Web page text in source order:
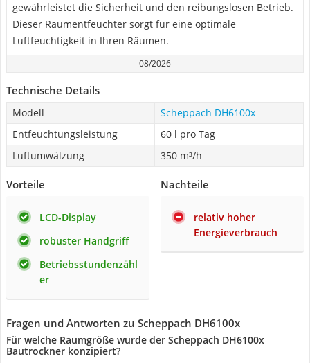
gewährleistet die Sicherheit und den reibungslosen Betrieb.
Dieser Raumentfeuchter sorgt für eine optimale
Luftfeuchtigkeit in Ihren Räumen.
08/2026
Technische Details
Modell
Scheppach DH6100x
Entfeuchtungsleistung
60 l pro Tag
Luftumwälzung
350 m³/h
Vorteile
LCD-Display
robuster Handgriff
Betriebsstundenzähl
er
Nachteile
relativ hoher
Energieverbrauch
Fragen und Antworten zu Scheppach DH6100x
Für welche Raumgröße wurde der Scheppach DH6100x
Bautrockner konzipiert?